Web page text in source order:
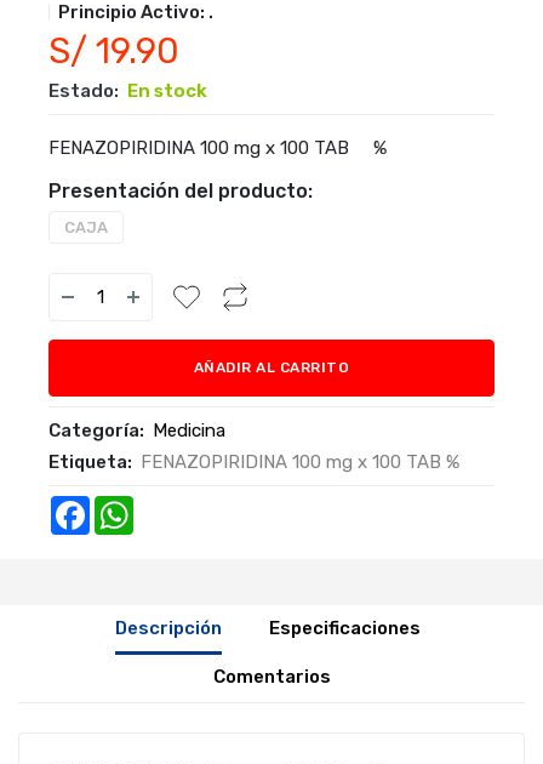
Principio Activo: .
S/ 19.90
Estado: En stock
FENAZOPIRIDINA 100 mg x 100 TAB %
Presentación del producto:
CAJA
AÑADIR AL CARRITO
Categoría: Medicina
Etiqueta: FENAZOPIRIDINA 100 mg x 100 TAB %
Facebook
Descripción Especificaciones
Comentarios